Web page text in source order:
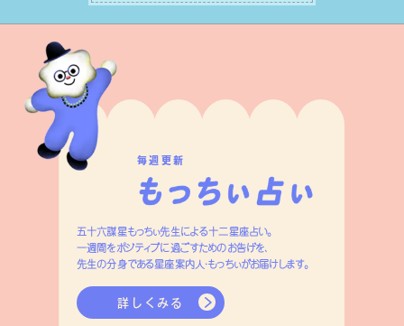
いきます。
毎週更新
五十六謀星もっちぃ先生による十二星座占い。
一週間をポジティブに過ごすためのお告げを、
先生の分身である星座案内人・もっちぃがお届けします。
詳しくみる